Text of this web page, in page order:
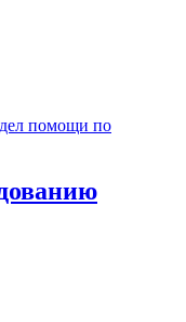
помощи по